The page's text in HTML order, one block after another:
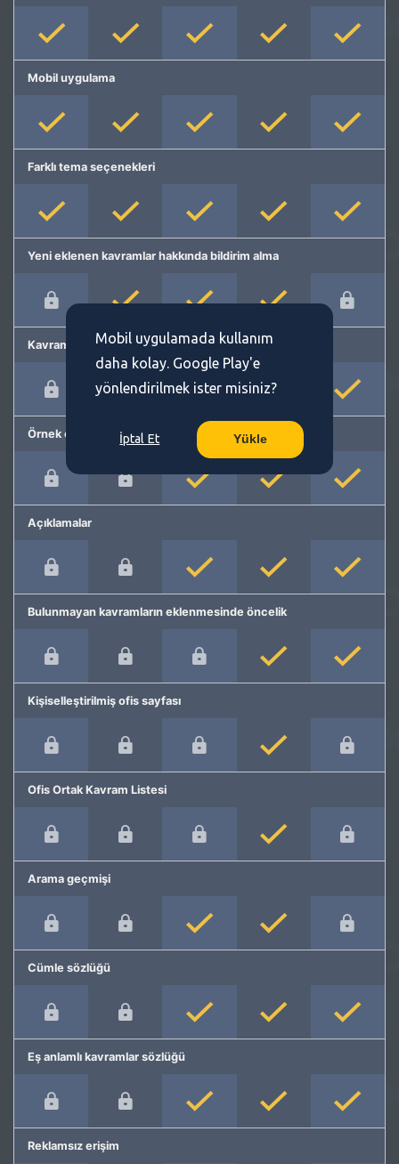
Mobil uygulama
Farklı tema seçenekleri
Yeni eklenen kavramlar hakkında bildirim alma
Kavram önerme
Örnek cümleler
Açıklamalar
Bulunmayan kavramların eklenmesinde öncelik
Kişiselleştirilmiş ofis sayfası
Ofis Ortak Kavram Listesi
Arama geçmişi
Cümle sözlüğü
Eş anlamlı kavramlar sözlüğü
Reklamsız erişim
Mobil uygulamada kullanım
daha kolay. Google Play'e
yönlendirilmek ister misiniz?
İptal Et Yükle